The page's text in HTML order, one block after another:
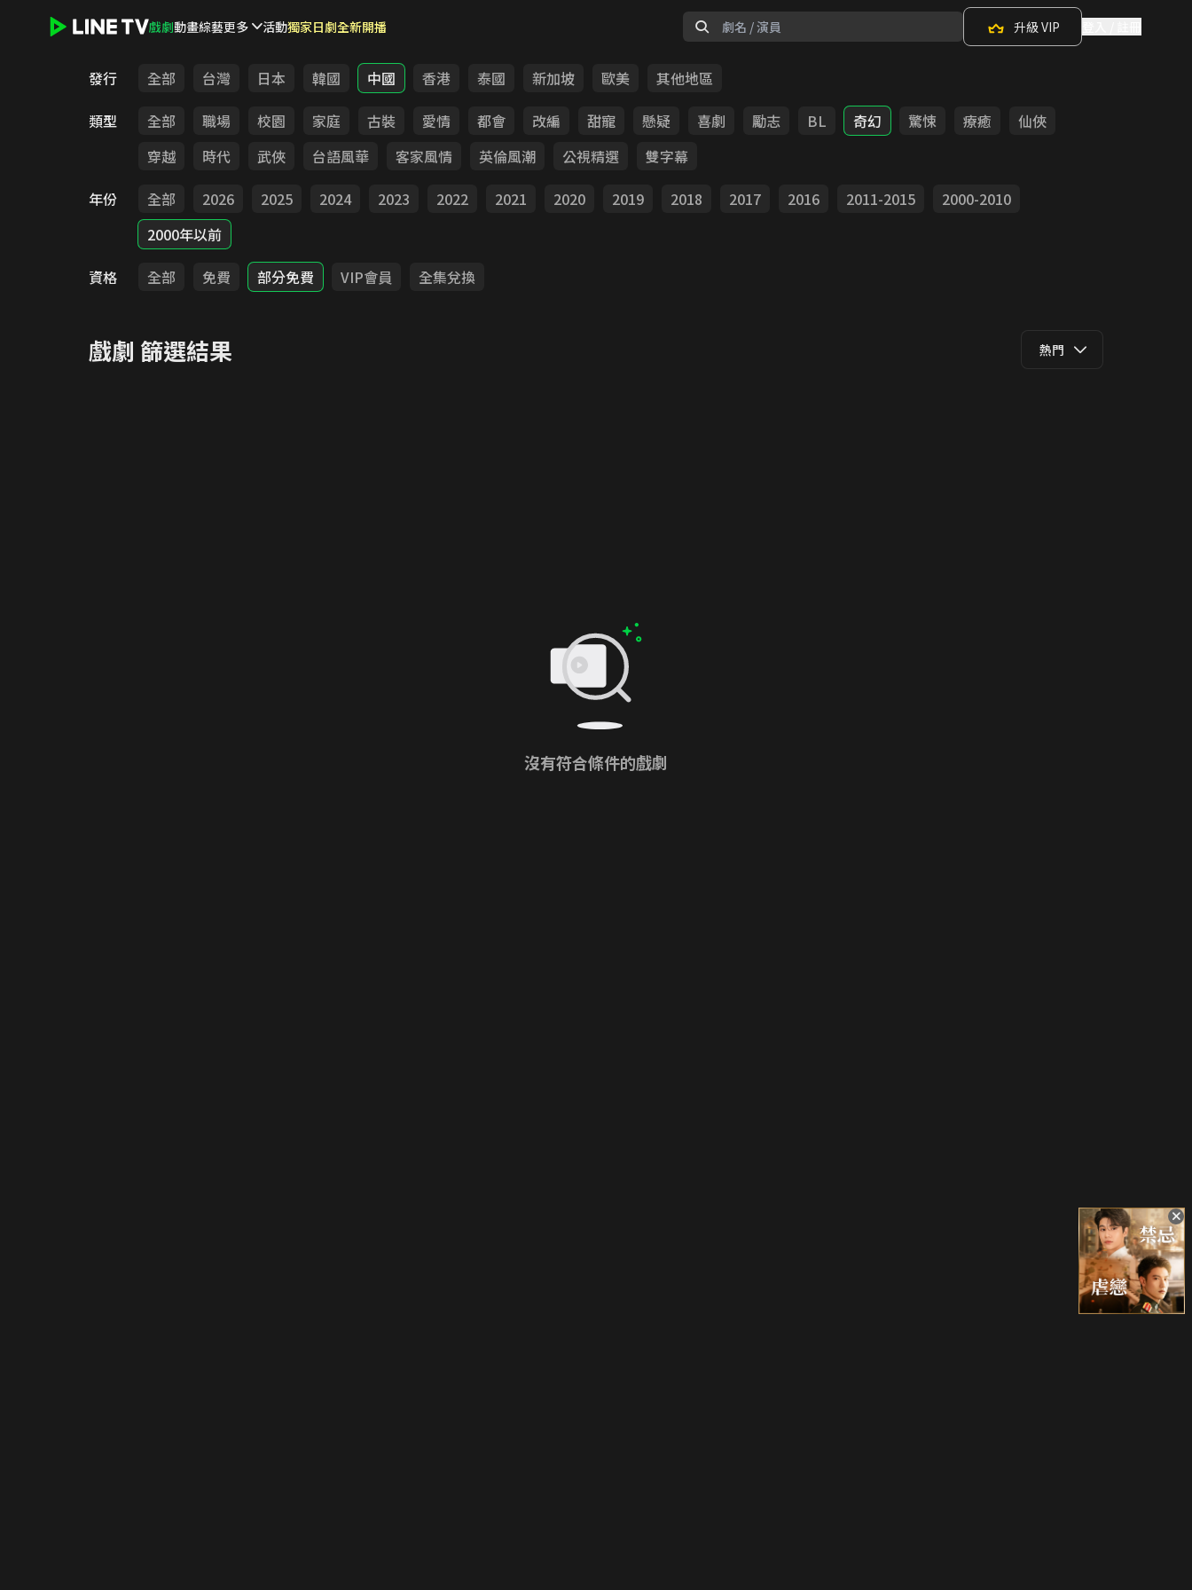
戲劇動畫綜藝更多 活動獨家日劇全新開播 升級 VIP
發行 全部 台灣 日本 韓國 中國 香港 泰國 新加坡 歐美
其他地區
類型
全部 職場 校園 家庭 古裝 愛情 都會 改編 甜寵 懸疑 喜劇 勵志 BL 奇幻 驚悚 療癒
仙俠
穿越
時代 武俠 台語風華 客家風情 英倫風潮 公視精選
雙字幕
年份
全部 2026 2025 2024 2023 2022 2021 2020 2019 2018 2017 2016 2011-2015
2000-2010
2000年以前
資格
全部 免費 部分免費 VIP會員 全集兌換
戲劇 篩選結果 熱門
沒有符合條件的戲劇